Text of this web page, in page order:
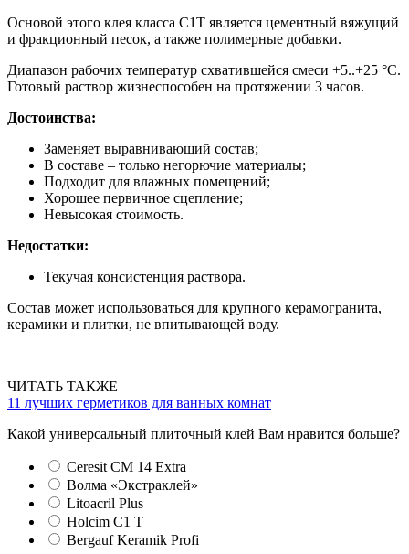
Основой этого клея класса С1Т является цементный вяжущий
и фракционный песок, а также полимерные добавки.
Диапазон рабочих температур схватившейся смеси +5..+25 °С.
Готовый раствор жизнеспособен на протяжении 3 часов.
Достоинства:
Заменяет выравнивающий состав;
В составе – только негорючие материалы;
Подходит для влажных помещений;
Хорошее первичное сцепление;
Невысокая стоимость.
Недостатки:
Текучая консистенция раствора.
Состав может использоваться для крупного керамогранита,
керамики и плитки, не впитывающей воду.
ЧИТАТЬ ТАКЖЕ
11 лучших герметиков для ванных комнат
Какой универсальный плиточный клей Вам нравится больше?
Ceresit СМ 14 Extra
Волма «Экстраклей»
Litoacril Plus
Holcim С1 Т
Bergauf Keramik Profi